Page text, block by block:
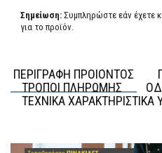
Σημείωση: Συμπληρώστε εάν έχετε
για το προϊόν.
ΠΕΡΙΓΡΑΦΗ ΠΡΟΙΟΝΤΟΣ
ΤΡΟΠΟΙ ΠΛΗΡΩΜΗΣ
ΤΕΧΝΙΚΑ ΧΑΡΑΚΤΗΡΙΣΤΙΚΑ